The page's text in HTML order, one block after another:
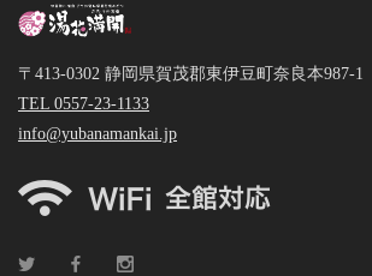
〒413-0302 静岡県賀茂郡東伊豆町奈良本987-1
TEL 0557-23-1133
info@yubanamankai.jp